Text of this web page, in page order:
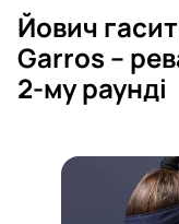
Йович
Garros –
2-му раунді